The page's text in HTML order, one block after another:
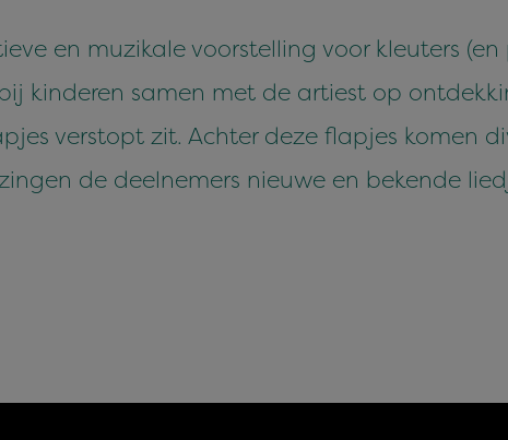
en muzikale voorstelling voor kleuters
kinderen samen met de artiest op
verstopt zit. Achter deze flapjes komen
de deelnemers nieuwe en bekende